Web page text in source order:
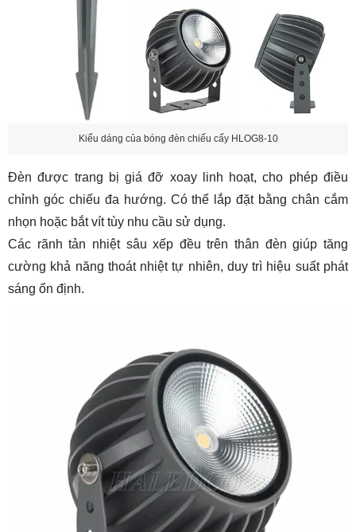
Kiểu dáng của bóng đèn chiếu cấy HLOG8-10
Đèn được trang bị giá đỡ xoay linh hoạt, cho phép điều
chỉnh góc chiếu đa hướng. Có thể lắp đặt bằng chân cắm
nhọn hoặc bắt vít tùy nhu cầu sử dụng.
Các rãnh tản nhiệt sâu xếp đều trên thân đèn giúp tăng
cường khả năng thoát nhiệt tự nhiên, duy trì hiệu suất phát
sáng ổn định.